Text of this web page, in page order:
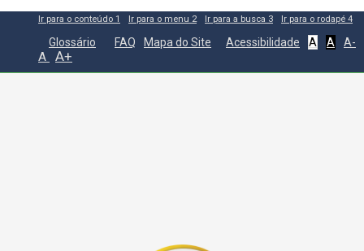
Ir para o conteúdo 1 Ir para o menu 2 Ir para a busca 3 Ir para o rodapé 4
Glossário FAQ Mapa do Site Acessibilidade A A A-
A A+